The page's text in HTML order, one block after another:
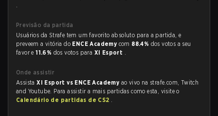
.
Previsão da partida
Usuários da Strafe tem um favorito absoluto para a partida, e
preveem a vitória do ENCE Academy com 88.4% dos votos a seu
favor e11.6% dos votos para XI Esport .
Onde assistir
AssistaXI Esport vs ENCE Academy ao vivo na strafe.com, Twitch
and Youtube. Para assistir a mais partidas como esta, visite o
Calendário de partidas de CS2 .